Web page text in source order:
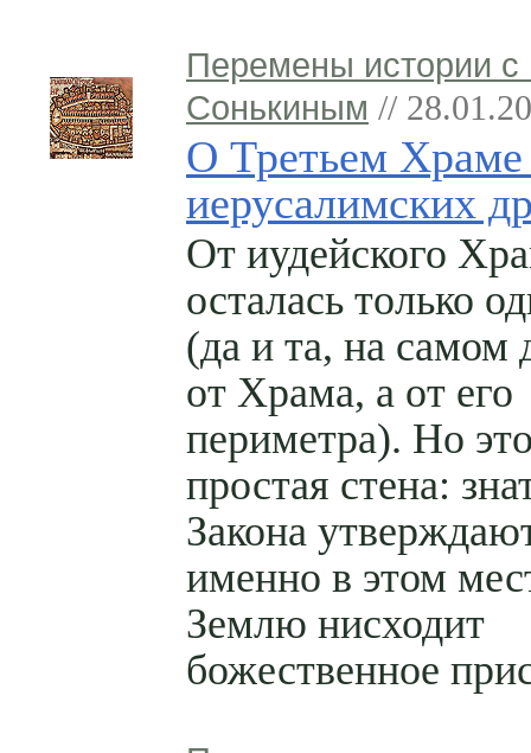
Перемены истории с
Сонькиным //
О Третьем
иерусалимских
От иудейского
осталась только
(да и та, на самом
от Храма, а от его
периметра). Но
простая стена:
Закона
именно в этом
Землю нисходит
божественное